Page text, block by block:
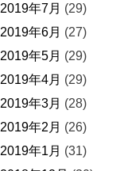
2019年7月 (29)
2019年6月 (27)
2019年5月 (29)
2019年4月 (29)
2019年3月 (28)
2019年2月 (26)
2019年1月 (31)